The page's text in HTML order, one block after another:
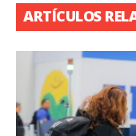
ARTÍCULOS